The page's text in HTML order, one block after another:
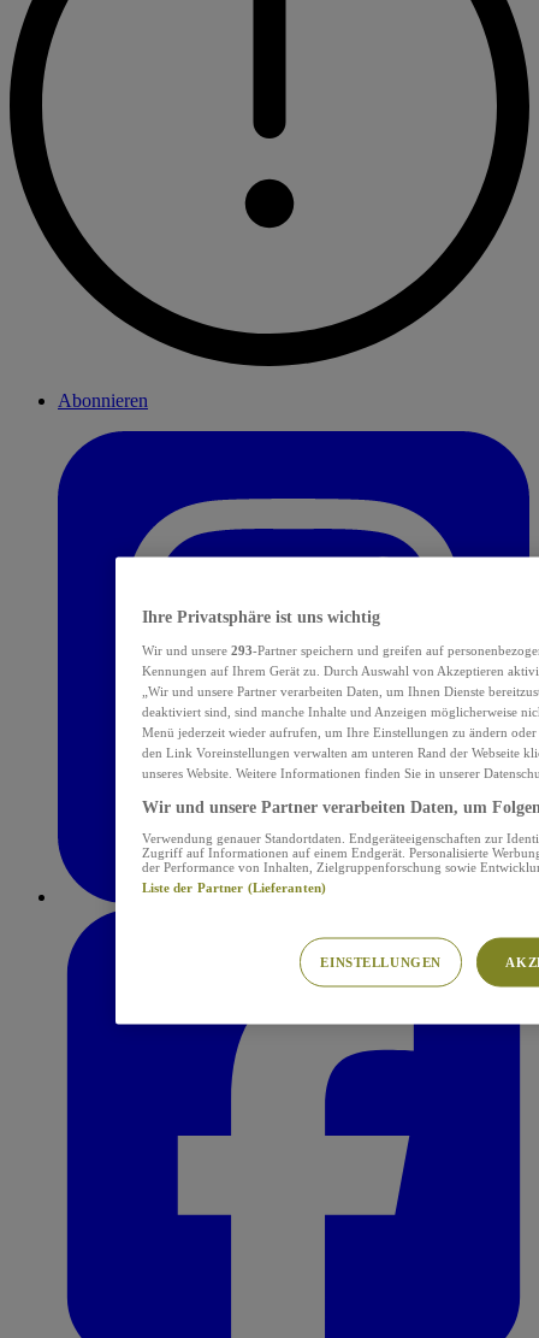
Abonnieren
Ihre Privatsphäre ist uns wichtig
Wir und unsere 293-Partner speichern und greifen auf
Kennungen auf Ihrem Gerät zu. Durch Auswahl von Akzeptieren
„Wir und unsere Partner verarbeiten Daten, um Ihnen Dienste
deaktiviert sind, sind manche Inhalte und Anzeigen möglicherweise
Menü jederzeit wieder aufrufen, um Ihre Einstellungen zu ändern
den Link Voreinstellungen verwalten am unteren Rand der Webseite
unseres Website. Weitere Informationen finden Sie in unserer
Wir und unsere Partner verarbeiten Daten, um
Verwendung genauer Standortdaten. Endgeräteeigenschaften zur
Zugriff auf Informationen auf einem Endgerät. Personalisierte
der Performance von Inhalten, Zielgruppenforschung sowie
Liste der Partner (Lieferanten)
EINSTELLUNGEN